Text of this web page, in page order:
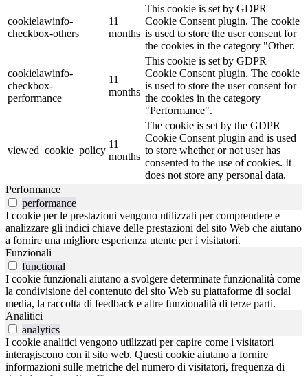
cookielawinfo-
checkbox-others
11
months
This cookie is set by GDPR
Cookie Consent plugin. The cookie
is used to store the user consent for
the cookies in the category "Other.
cookielawinfo-
checkbox-
performance
11
months
This cookie is set by GDPR
Cookie Consent plugin. The cookie
is used to store the user consent for
the cookies in the category
"Performance".
viewed_cookie_policy
11
months
The cookie is set by the GDPR
Cookie Consent plugin and is used
to store whether or not user has
consented to the use of cookies. It
does not store any personal data.
Performance
performance
I cookie per le prestazioni vengono utilizzati per comprendere e
analizzare gli indici chiave delle prestazioni del sito Web che aiutano
a fornire una migliore esperienza utente per i visitatori.
Funzionali
functional
I cookie funzionali aiutano a svolgere determinate funzionalità come
la condivisione del contenuto del sito Web su piattaforme di social
media, la raccolta di feedback e altre funzionalità di terze parti.
Analitici
analytics
I cookie analitici vengono utilizzati per capire come i visitatori
interagiscono con il sito web. Questi cookie aiutano a fornire
informazioni sulle metriche del numero di visitatori, frequenza di